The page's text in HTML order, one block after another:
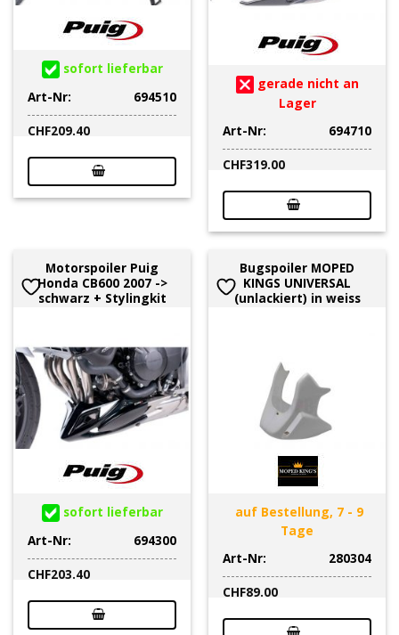
sofort lieferbar
Art-Nr:
694510
CHF209.40
gerade nicht an
Lager
Art-Nr:
694710
CHF319.00
Motorspoiler Puig
Honda CB600 2007 ->
schwarz + Stylingkit
sofort lieferbar
Art-Nr:
694300
CHF203.40
Bugspoiler MOPED
KINGS UNIVERSAL
(unlackiert) in weiss
auf Bestellung, 7 - 9
Tage
Art-Nr:
280304
CHF89.00